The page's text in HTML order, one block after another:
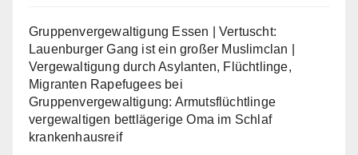
Gruppenvergewaltigung Essen | Vertuscht:
Lauenburger Gang ist ein großer Muslimclan |
Vergewaltigung durch Asylanten, Flüchtlinge,
Migranten Rapefugees bei
Gruppenvergewaltigung: Armutsflüchtlinge
vergewaltigen bettlägerige Oma im Schlaf
krankenhausreif